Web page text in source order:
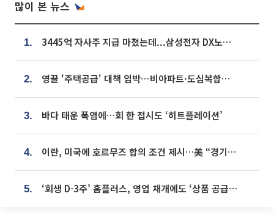
많이 본 뉴스
1. 3445억 자사주 지급 마쳤는데...삼성전자 DX노조, 뒤늦은 '떼쓰기 집회'
2. 영끌 '주택공급' 대책 임박⋯비아파트·도심복합까지 총동원
3. 바다 태운 폭염에…회 한 접시도 ‘히트플레이션’
4. 이란, 미국에 호르무즈 합의 조건 제시…美 “경기 아직 안 끝나” [종합]
5. ‘회생 D-3주’ 홈플러스, 영업 재개에도 ‘상품 공급망’ 복구가 생존 관건